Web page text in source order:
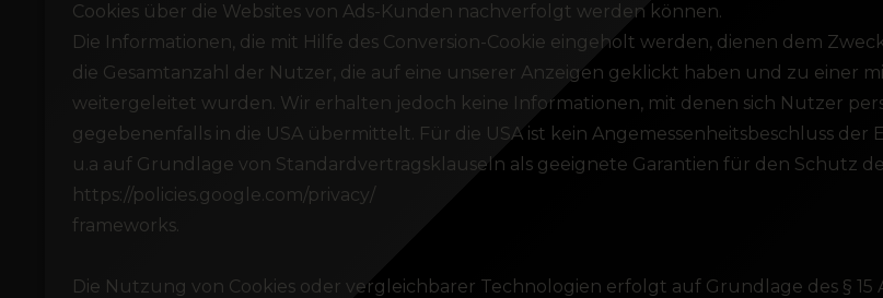
Cookies über die Websites von Ads-Kunden nachverfolgt werden können.
Die Informationen, die mit Hilfe des Conversion-Cookie eingeholt werden, dienen dem
die Gesamtanzahl der Nutzer, die auf eine unserer Anzeigen geklickt haben und zu einer
weitergeleitet wurden. Wir erhalten jedoch keine Informationen, mit denen sich Nutzer
gegebenenfalls in die USA übermittelt. Für die USA ist kein Angemessenheitsbeschluss
u.a auf Grundlage von Standardvertragsklauseln als geeignete Garantien für den Schutz
https://policies.google.com/privacy/
frameworks.
Die Nutzung von Cookies oder vergleichbarer Technologien erfolgt auf Grundlage des § 15